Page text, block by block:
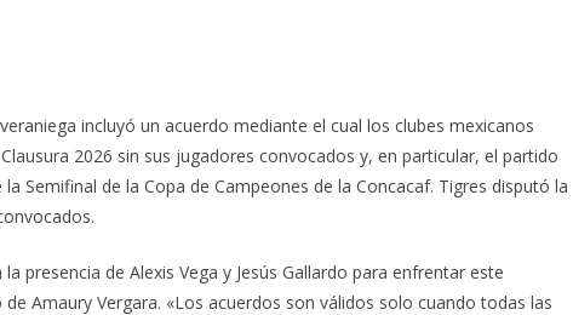
incluyó un acuerdo mediante el cual los clubes mexicanos
2026 sin sus jugadores convocados y, en particular, el partido
Semifinal de la Copa de Campeones de la Concacaf. Tigres disputó la
presencia de Alexis Vega y Jesús Gallardo para enfrentar este
Amaury Vergara. «Los acuerdos son válidos solo cuando todas las